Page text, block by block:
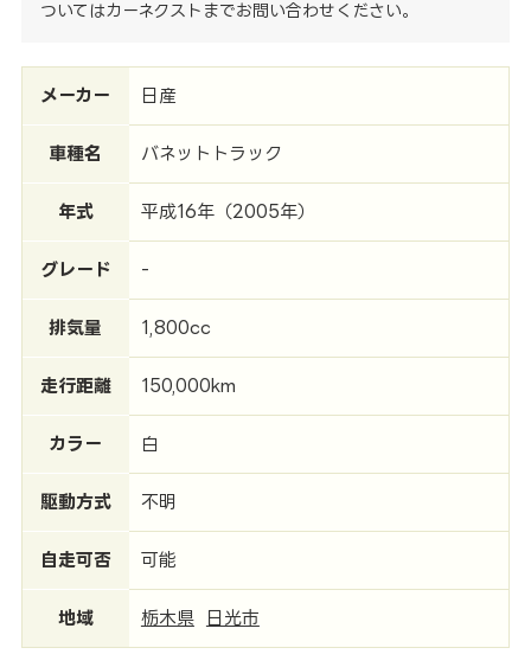
ついてはカーネクストまでお問い合わせください。
メーカー 日産
車種名 バネットトラック
年式 平成16年（2005年）
グレード -
排気量 1,800cc
走行距離 150,000km
カラー 白
駆動方式 不明
自走可否 可能
地域 栃木県 日光市